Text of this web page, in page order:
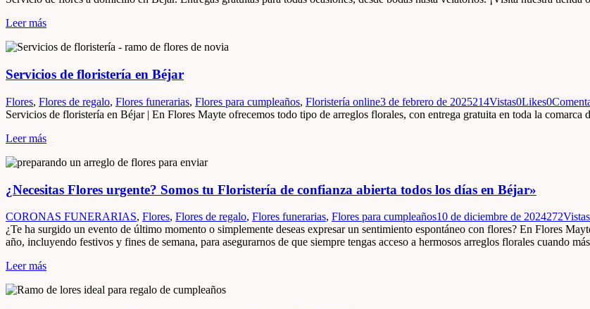
Leer más
Servicios de floristería en Béjar
Flores, Flores de regalo, Flores funerarias, Flores para cumpleaños, Floristería online3 de febrero de 2025214Vistas0Likes0
Servicios de floristería en Béjar | En Flores Mayte ofrecemos todo tipo de arreglos florales, con entrega gratuita en toda la comarca
Leer más
¿Necesitas Flores urgente? Somos tu Floristería de confianza abierta todos los días en Béjar»
CORONAS FUNERARIAS, Flores, Flores de regalo, Flores funerarias, Flores para cumpleaños10 de diciembre de 2024272Vistas
¿Te ha surgido un evento de último momento o simplemente deseas expresar un sentimiento espontáneo con flores? En Flores
año, incluyendo festivos y fines de semana, para asegurarnos de que siempre tengas acceso a hermosos arreglos florales cuando
Leer más